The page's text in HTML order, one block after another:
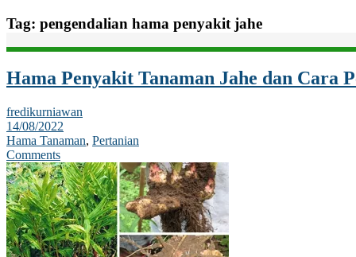
Tag: pengendalian hama penyakit jahe
Hama Penyakit Tanaman Jahe dan Cara
fredikurniawan
14/08/2022
Hama Tanaman, Pertanian
Comments